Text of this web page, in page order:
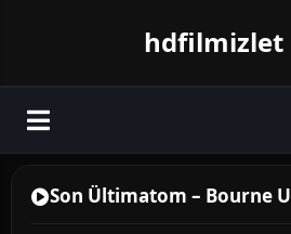
hdfilmizlet
Son Ültimatom – Bourne